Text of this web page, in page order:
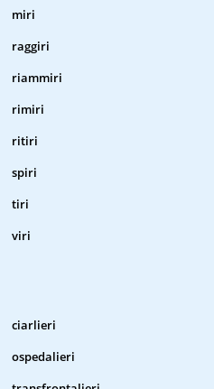
miri
raggiri
riammiri
rimiri
ritiri
spiri
tiri
viri
ciarlieri
ospedalieri